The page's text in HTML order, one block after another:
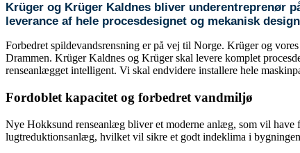
Krüger og Krüger Kaldnes bliver underentreprenør
leverance af hele procesdesignet og mekanisk
Forbedret spildevandsrensning er på vej til Norge. Krüger og
Drammen. Krüger Kaldnes og Krüger skal levere komplet
renseanlægget intelligent. Vi skal endvidere installere hele
Fordoblet kapacitet og forbedret vandmiljø
Nye Hokksund renseanlæg bliver et moderne anlæg, som vil have
lugtreduktionsanlæg, hvilket vil sikre et godt indeklima i